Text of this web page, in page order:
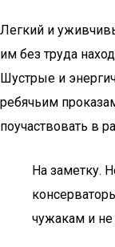
Легкий и
им без труда
Шустрые и
ребячьим
поучаствовать в
На заметку.
чужакам и не